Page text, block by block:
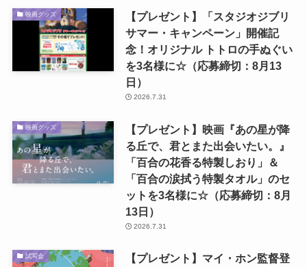
映画グッズ
【プレゼント】「スタジオジブリ
サマー・キャンペーン」開催記
念！オリジナル トトロの手ぬぐい
を3名様に☆（応募締切：8月13
日）
2026.7.31
映画グッズ
【プレゼント】映画『あの星が降
る丘で、君とまた出会いたい。』
「百合の花香る特製しおり」＆
「百合の涙拭う特製タオル」のセ
ットを3名様に☆（応募締切：8月
13日）
2026.7.31
試写会
【プレゼント】マイ・ホン監督登